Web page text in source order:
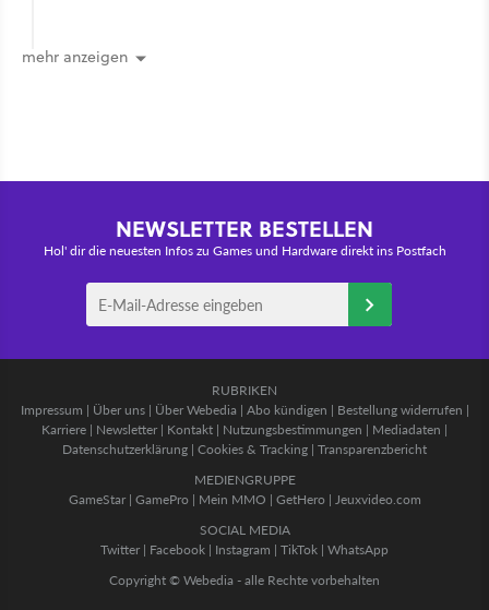
mehr anzeigen
NEWSLETTER BESTELLEN
Hol' dir die neuesten Infos zu Games und Hardware direkt ins Postfach
RUBRIKEN
Impressum | Über uns| Über Webedia | Abo kündigen | Bestellung widerrufen |
Karriere | Newsletter | Kontakt | Nutzungsbestimmungen | Mediadaten |
Datenschutzerklärung | Cookies & Tracking | Transparenzbericht
MEDIENGRUPPE
GameStar| GamePro | Mein MMO | GetHero | Jeuxvideo.com
SOCIAL MEDIA
Twitter | Facebook | Instagram | TikTok | WhatsApp
Copyright © Webedia - alle Rechte vorbehalten